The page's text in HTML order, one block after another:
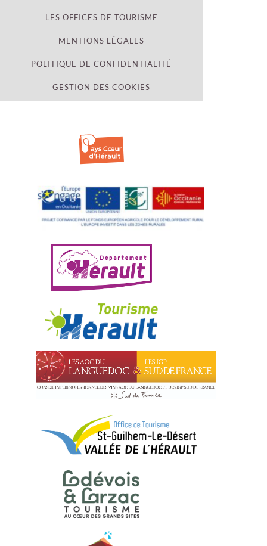
LES OFFICES DE TOURISME
MENTIONS LÉGALES
POLITIQUE DE CONFIDENTIALITÉ
GESTION DES COOKIES